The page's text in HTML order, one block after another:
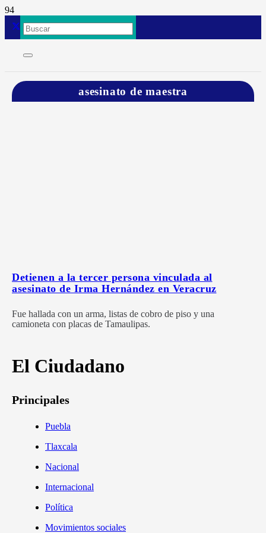
asesinato de maestra
Detienen a la tercer persona vinculada al
asesinato de Irma Hernández en Veracruz
Fue hallada con un arma, listas de cobro de piso y una
camioneta con placas de Tamaulipas.
El Ciudadano
Principales
Puebla
Tlaxcala
Nacional
Internacional
Política
Movimientos sociales